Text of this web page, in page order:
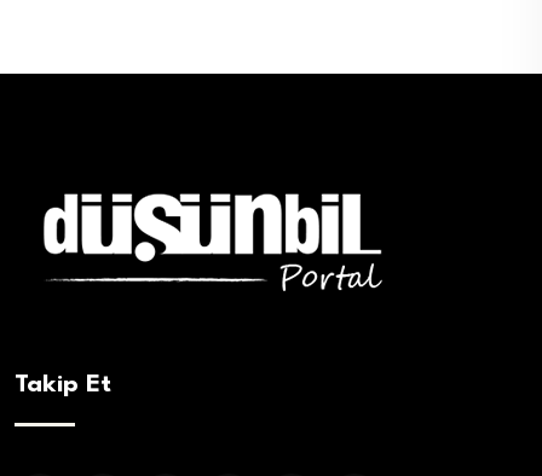
Takip Et